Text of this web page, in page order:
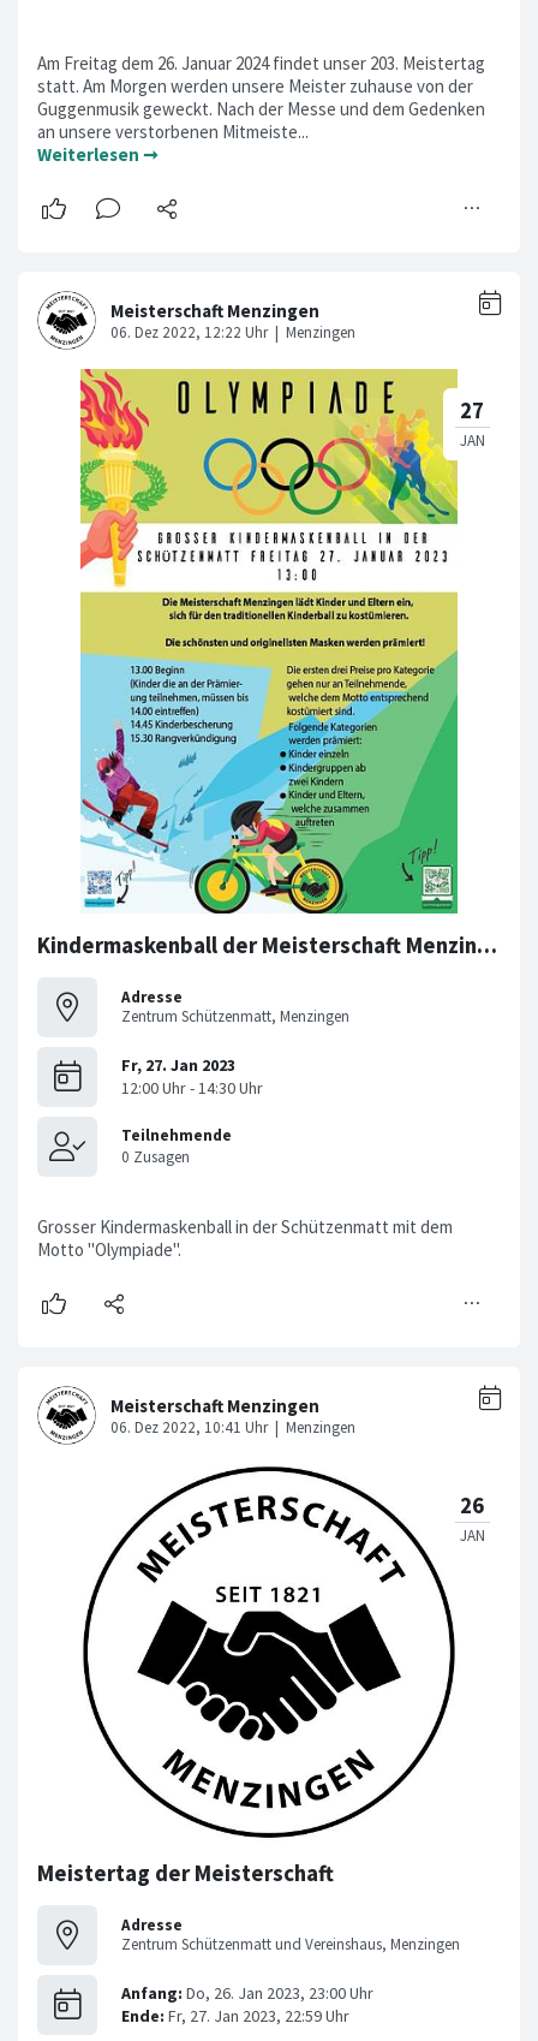
Am Freitag dem 26. Januar 2024 findet unser 203. Meistertag
statt. Am Morgen werden unsere Meister zuhause von der
Guggenmusik geweckt. Nach der Messe und dem Gedenken
an unsere verstorbenen Mitmeiste...
Weiterlesen ➞
Kindermaskenball der Meisterschaft Menzingen
Adresse
Zentrum Schützenmatt, Menzingen
Grosser Kindermaskenball in der Schützenmatt mit dem
Motto "Olympiade".
Meistertag der Meisterschaft
Adresse
Zentrum Schützenmatt und Vereinshaus, Menzingen